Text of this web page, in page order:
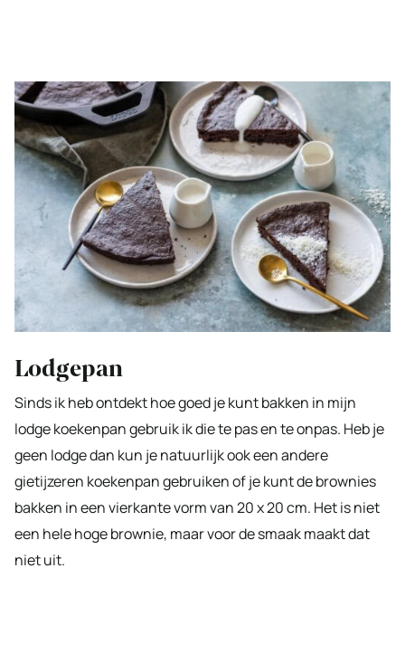
Lodgepan
Sinds ik heb ontdekt hoe goed je kunt bakken in mijn
lodge koekenpan gebruik ik die te pas en te onpas. Heb je
geen lodge dan kun je natuurlijk ook een andere
gietijzeren koekenpan gebruiken of je kunt de brownies
bakken in een vierkante vorm van 20 x 20 cm. Het is niet
een hele hoge brownie, maar voor de smaak maakt dat
niet uit.